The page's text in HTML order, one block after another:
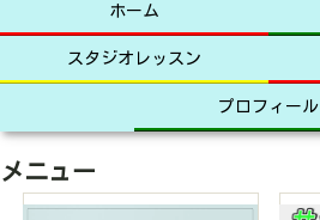
ホーム
スタジオレッスン
プロフィール
メニュー